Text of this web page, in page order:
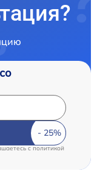
c политикой